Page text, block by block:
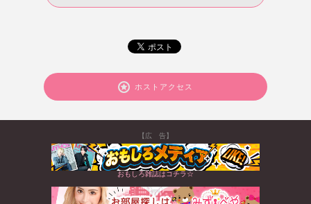
ホストアクセス
【広 告】
おもしろ雑誌はコチラ☆